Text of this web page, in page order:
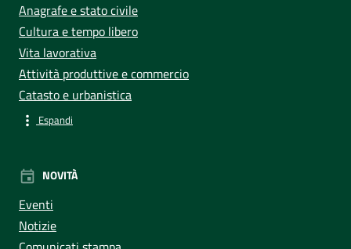
Anagrafe e stato civile
Cultura e tempo libero
Vita lavorativa
Attività produttive e commercio
Catasto e urbanistica
Espandi
NOVITÀ
Eventi
Notizie